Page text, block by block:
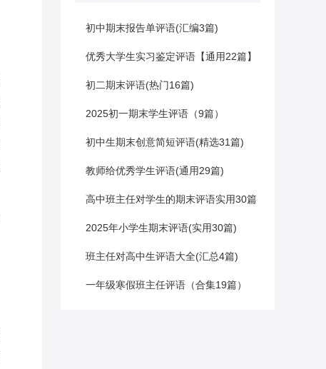
初中期末报告单评语(汇编3篇)
优秀大学生实习鉴定评语【通用22篇】
初二期末评语(热门16篇)
2025初一期末学生评语（9篇）
初中生期末创意简短评语(精选31篇)
教师给优秀学生评语(通用29篇)
高中班主任对学生的期末评语实用30篇
2025年小学生期末评语(实用30篇)
班主任对高中生评语大全(汇总4篇)
一年级寒假班主任评语（合集19篇）